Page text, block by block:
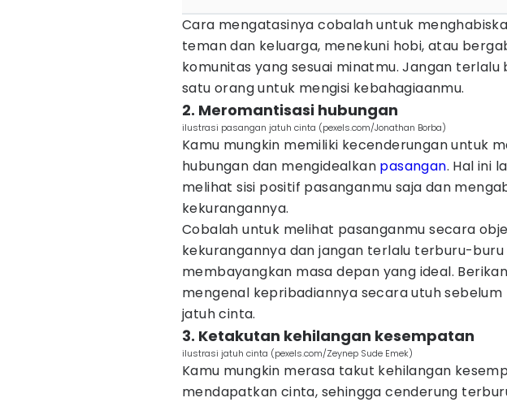
Cara mengatasinya cobalah untuk
teman dan keluarga, menekuni hobi, atau
komunitas yang sesuai minatmu. Jangan
satu orang untuk mengisi kebahagiaanmu.
2. Meromantisasi hubungan
ilustrasi pasangan jatuh cinta (pexels.com/Jonathan Borba)
Kamu mungkin memiliki kecenderungan untuk
hubungan dan mengidealkan pasangan. Hal ini
melihat sisi positif pasanganmu saja dan
kekurangannya.
Cobalah untuk melihat pasanganmu secara
kekurangannya dan jangan terlalu terburu-buru
membayangkan masa depan yang ideal.
mengenal kepribadiannya secara utuh
jatuh cinta.
3. Ketakutan kehilangan kesempatan
ilustrasi jatuh cinta (pexels.com/Zeynep Sude Emek)
Kamu mungkin merasa takut kehilangan
mendapatkan cinta, sehingga cenderung